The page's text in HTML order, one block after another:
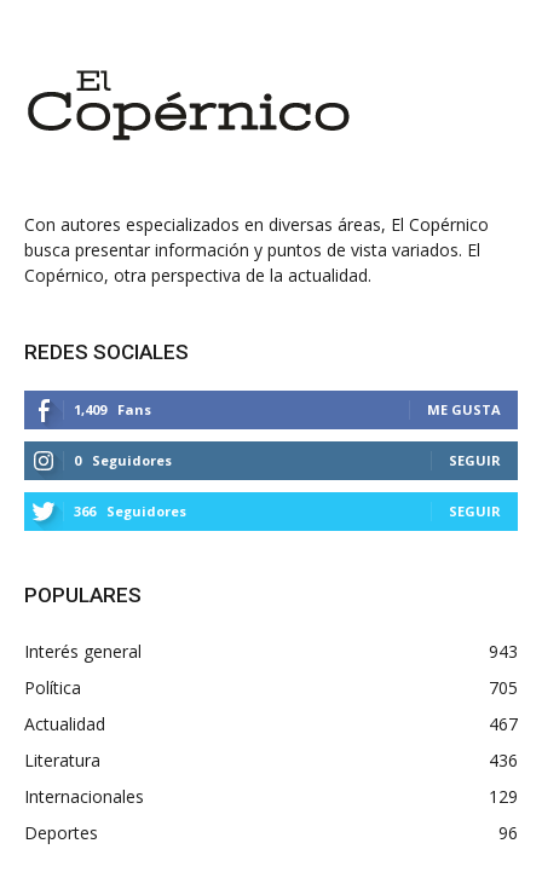
Con autores especializados en diversas áreas, El Copérnico
busca presentar información y puntos de vista variados. El
Copérnico, otra perspectiva de la actualidad.
REDES SOCIALES
1,409 Fans ME GUSTA
0 Seguidores SEGUIR
366 Seguidores SEGUIR
POPULARES
Interés general
943
Política
705
Actualidad
467
Literatura
436
Internacionales
129
Deportes
96